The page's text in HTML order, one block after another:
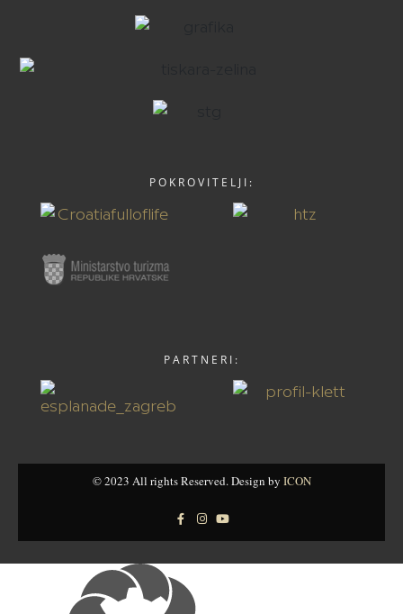
POKROVITELJI:
PARTNERI:
© 2023 All rights Reserved. Design by ICON